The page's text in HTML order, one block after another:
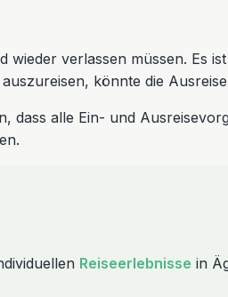
wieder verlassen müssen. Es
könnte die
dass alle Ein- und
Reiseerlebnisse in